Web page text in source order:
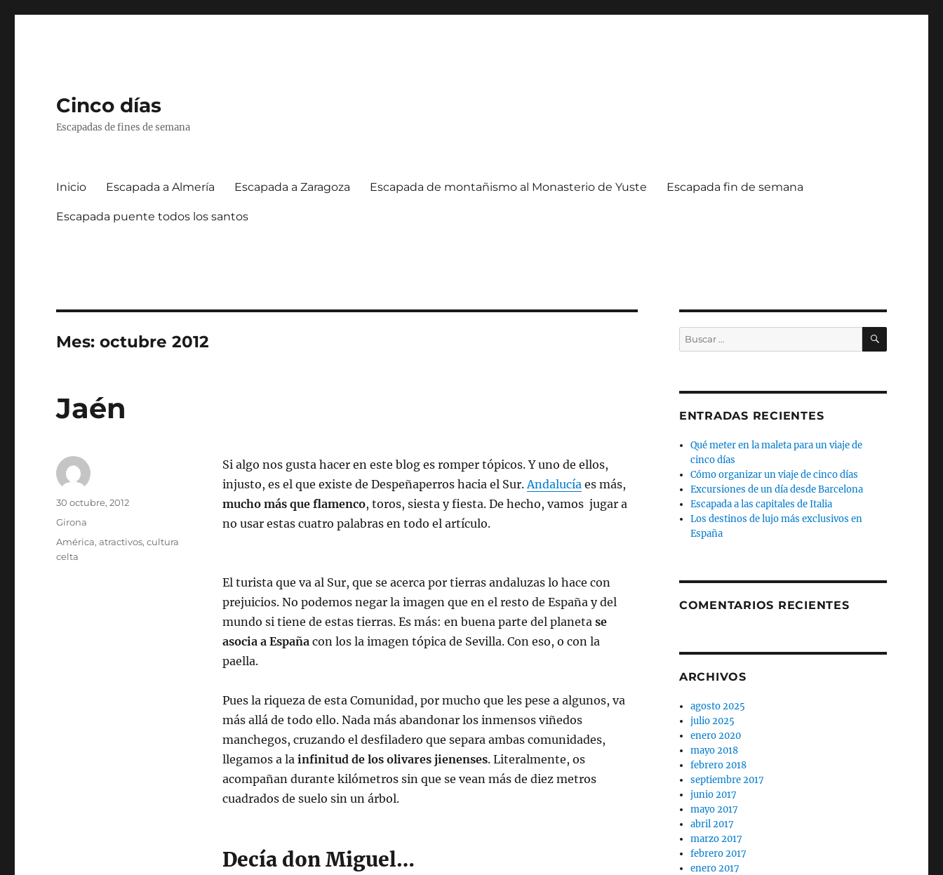
Cinco días
Escapadas de fines de semana
Inicio Escapada a Almería Escapada a Zaragoza Escapada de montañismo al Monasterio de Yuste Escapada fin de semana
Escapada puente todos los santos
Mes:octubre 2012
Jaén
Si algo nos gusta hacer en este blog es romper tópicos. Y uno de ellos,
injusto, es el que existe de Despeñaperros hacia el Sur.Andalucíaes más,
mucho más que flamenco, toros, siesta y fiesta. De hecho, vamos jugar a
no usar estas cuatro palabras en todo el artículo.
El turista que va al Sur, que se acerca por tierras andaluzas lo hace con
prejuicios. No podemos negar la imagen que en el resto de España y del
mundo si tiene de estas tierras. Es más: en buena parte del planeta se
asocia a Españacon los la imagen tópica de Sevilla. Con eso, o con la
paella.
Pues la riqueza de esta Comunidad, por mucho que les pese a algunos, va
más allá de todo ello. Nada más abandonar los inmensos viñedos
manchegos, cruzando el desfiladero que separa ambas comunidades,
llegamos a la infinitud de los olivares jienenses. Literalmente, os
acompañan durante kilómetros sin que se vean más de diez metros
cuadrados de suelo sin un árbol.
Decía don Miguel…
Autor
Publicado
el
30 octubre, 2012
Categorías
Girona
Etiquetas
América,atractivos,cultura
celta
Buscar
por:
BUSCAR
ENTRADAS RECIENTES
Qué meter en la maleta para un viaje de
cinco días
Cómo organizar un viaje de cinco días
Excursiones de un día desde Barcelona
Escapada a las capitales de Italia
Los destinos de lujo más exclusivos en
España
COMENTARIOS RECIENTES
ARCHIVOS
agosto 2025
julio 2025
enero 2020
mayo 2018
febrero 2018
septiembre 2017
junio 2017
mayo 2017
abril 2017
marzo 2017
febrero 2017
enero 2017